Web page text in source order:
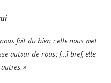
fait du bien : elle nous met
autour de nous; […] bref, elle
»